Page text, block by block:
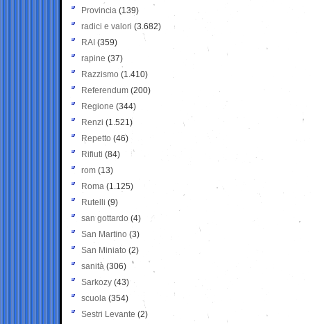
Provincia (139)
radici e valori (3.682)
RAI (359)
rapine (37)
Razzismo (1.410)
Referendum (200)
Regione (344)
Renzi (1.521)
Repetto (46)
Rifiuti (84)
rom (13)
Roma (1.125)
Rutelli (9)
san gottardo (4)
San Martino (3)
San Miniato (2)
sanità (306)
Sarkozy (43)
scuola (354)
Sestri Levante (2)